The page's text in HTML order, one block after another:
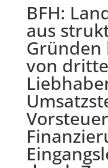
BFH:
aus
Gründen
von